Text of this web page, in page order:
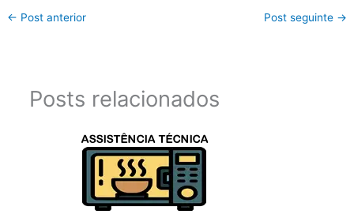
← Post anterior Post seguinte →
Posts relacionados